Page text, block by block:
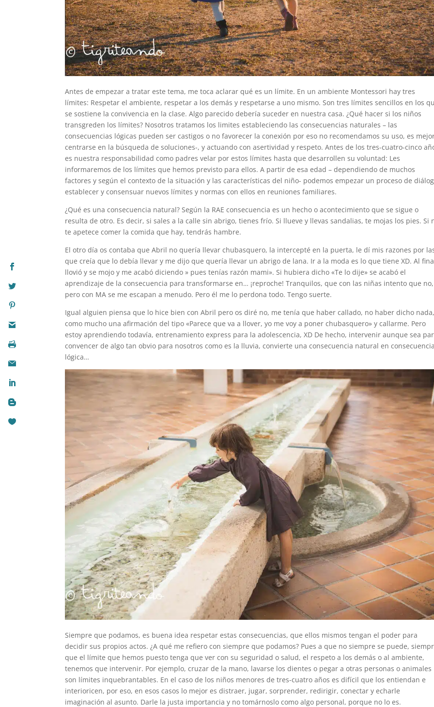
Antes de empezar a tratar este tema, me toca aclarar qué es un límite. En un ambiente Montessori hay tres
límites: Respetar el ambiente, respetar a los demás y respetarse a uno mismo. Son tres límites sencillos en los
se sostiene la convivencia en la clase. Algo parecido debería suceder en nuestra casa. ¿Qué hacer si los niños
transgreden los límites? Nosotros tratamos los limites estableciendo las consecuencias naturales – las
consecuencias lógicas pueden ser castigos o no favorecer la conexión por eso no recomendamos su uso, es
centrarse en la búsqueda de soluciones-, y actuando con asertividad y respeto. Antes de los tres-cuatro-cinco
es nuestra responsabilidad como padres velar por estos límites hasta que desarrollen su voluntad: Les
informaremos de los límites que hemos previsto para ellos. A partir de esa edad – dependiendo de muchos
factores y según el contexto de la situación y las características del niño- podemos empezar un proceso de
establecer y consensuar nuevos límites y normas con ellos en reuniones familiares.
¿Qué es una consecuencia natural? Según la RAE consecuencia es un hecho o acontecimiento que se sigue o
resulta de otro. Es decir, si sales a la calle sin abrigo, tienes frío. Si llueve y llevas sandalias, te mojas los pies. Si
te apetece comer la comida que hay, tendrás hambre.
El otro día os contaba que Abril no quería llevar chubasquero, la intercepté en la puerta, le dí mis razones por
que creía que lo debía llevar y me dijo que quería llevar un abrigo de lana. Ir a la moda es lo que tiene XD. Al
llovió y se mojo y me acabó diciendo » pues tenías razón mami». Si hubiera dicho «Te lo dije» se acabó el
aprendizaje de la consecuencia para transformarse en… ¡reproche! Tranquilos, que con las niñas intento que no,
pero con MA se me escapan a menudo. Pero él me lo perdona todo. Tengo suerte.
Igual alguien piensa que lo hice bien con Abril pero os diré no, me tenía que haber callado, no haber dicho
como mucho una afirmación del tipo «Parece que va a llover, yo me voy a poner chubasquero» y callarme. Pero
estoy aprendiendo todavía, entrenamiento express para la adolescencia, XD De hecho, intervenir aunque sea
convencer de algo tan obvio para nosotros como es la lluvia, convierte una consecuencia natural en
lógica…
Siempre que podamos, es buena idea respetar estas consecuencias, que ellos mismos tengan el poder para
decidir sus propios actos. ¿A qué me refiero con siempre que podamos? Pues a que no siempre se puede,
que el límite que hemos puesto tenga que ver con su seguridad o salud, el respeto a los demás o al ambiente,
tenemos que intervenir. Por ejemplo, cruzar de la mano, lavarse los dientes o pegar a otras personas o animales
son límites inquebrantables. En el caso de los niños menores de tres-cuatro años es difícil que los entiendan e
interioricen, por eso, en esos casos lo mejor es distraer, jugar, sorprender, redirigir, conectar y echarle
imaginación al asunto. Darle la justa importancia y no tomárnoslo como algo personal, porque no lo es.